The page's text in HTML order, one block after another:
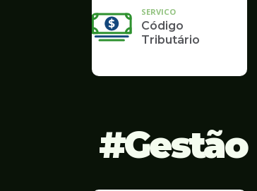
SERVICO
Código
Tributário
Gestão